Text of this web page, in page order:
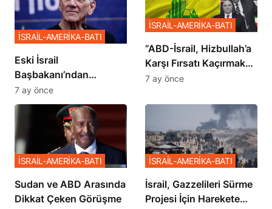
Eski İsrail
Başbakanı’ndan
Netanyahu’ya Ağır
Sözler
İSRAİL-AMERİKA-BATI
7 ay önce
​​​​​​​”ABD-İsrail, Hizbullah’a
Karşı Fırsatı Kaçırmak
İstemiyor”
İSRAİL-AMERİKA-BATI
7 ay önce
Sudan ve ABD Arasında
Dikkat Çeken Görüşme
İSRAİL-AMERİKA-BATI
İsrail, Gazzelileri Sürme
Projesi İçin Harekete
İSRAİL-AMERİKA-BATI